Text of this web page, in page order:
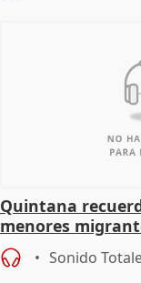
Quintana
menores
aportación del
Sonido